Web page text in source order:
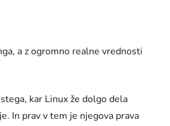
a z ogromno realne vrednosti
kar Linux že dolgo dela
In prav v tem je njegova prava